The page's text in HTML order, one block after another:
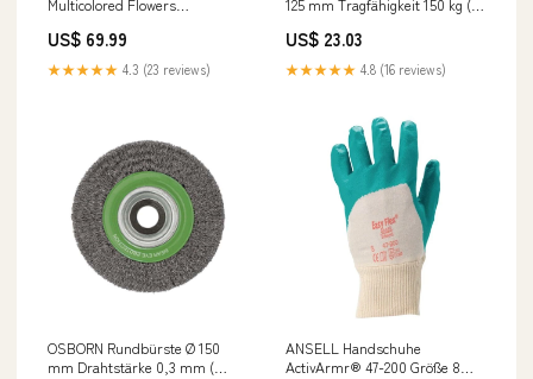
Multicolored Flowers
US$ 69.99
★★★★★ 4.3 (23 reviews)
125 mm Tragfähigkeit 150 kg (
US$ 23.03
★★★★★ 4.8 (16 reviews)
OSBORN Rundbürste Ø 150
mm Drahtstärke 0,3 mm (
ANSELL Handschuhe
ActivArmr® 47-200 Größe 8